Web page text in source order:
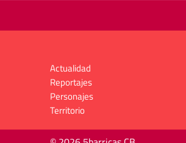
Actualidad
Reportajes
Personajes
Territorio